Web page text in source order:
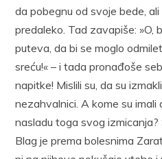
da pobegnu od svoje bede,
predaleko. Tad zavapiše: »O,
puteva, da bi se moglo
sreću!« – i tada pronađoše
napitke! Mislili su, da su
nezahvalnici. A kome su
nasladu toga svog izmicanja?
Blag je prema bolesnima